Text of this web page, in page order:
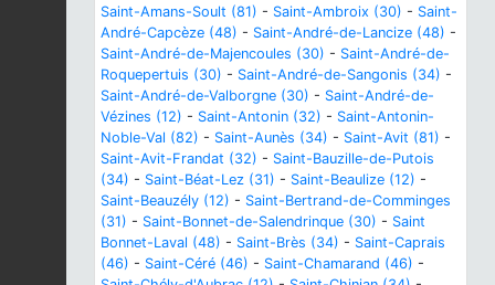
Saint-Amans-Soult (81) - Saint-Ambroix (30) - Saint-
André-Capcèze (48) - Saint-André-de-Lancize (48) -
Saint-André-de-Majencoules (30) - Saint-André-de-
Roquepertuis (30) - Saint-André-de-Sangonis (34) -
Saint-André-de-Valborgne (30) - Saint-André-de-
Vézines (12) - Saint-Antonin (32) - Saint-Antonin-
Noble-Val (82) - Saint-Aunès (34) - Saint-Avit (81) -
Saint-Avit-Frandat (32) - Saint-Bauzille-de-Putois
(34) - Saint-Béat-Lez (31) - Saint-Beaulize (12) -
Saint-Beauzély (12) - Saint-Bertrand-de-Comminges
(31) - Saint-Bonnet-de-Salendrinque (30) - Saint
Bonnet-Laval (48) - Saint-Brès (34) - Saint-Caprais
(46) - Saint-Céré (46) - Saint-Chamarand (46) -